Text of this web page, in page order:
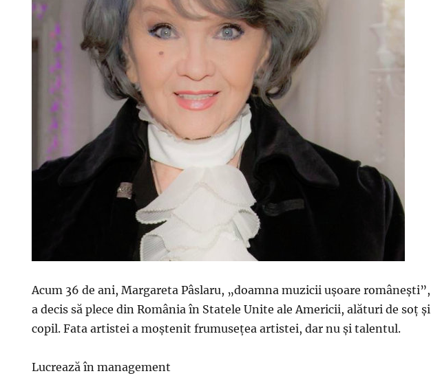
Acum 36 de ani, Margareta Pâslaru, „doamna muzicii ușoare românești”,
a decis să plece din România în Statele Unite ale Americii, alături de soț și
copil. Fata artistei a moștenit frumusețea artistei, dar nu și talentul.
Lucrează în management